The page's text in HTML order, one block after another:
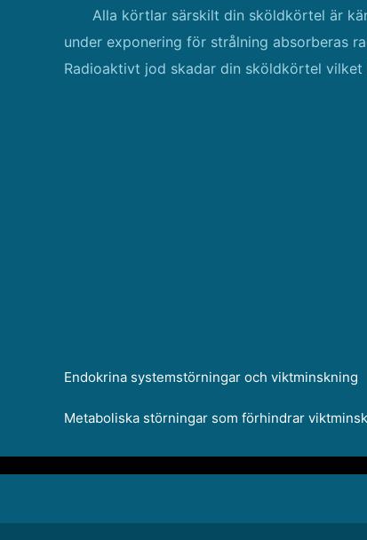
Alla körtlar särskilt din sköldkörtel är
under exponering för strålning absorberas
Radioaktivt jod skadar din sköldkörtel
Endokrina systemstörningar och viktminskning
Metaboliska störningar som förhindrar